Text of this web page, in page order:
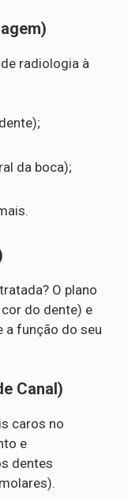
radiologia à
da boca);
O plano
do dente) e
a função do seu
Canal)
caros no
e
dentes